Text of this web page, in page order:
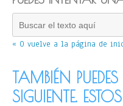
« O vuelve a la página de
TAMBIÉN
SIGUIENTE.